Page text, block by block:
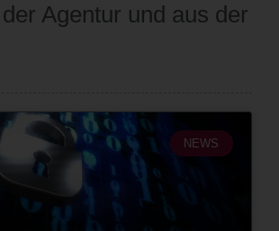
Agentur und aus der
NEWS